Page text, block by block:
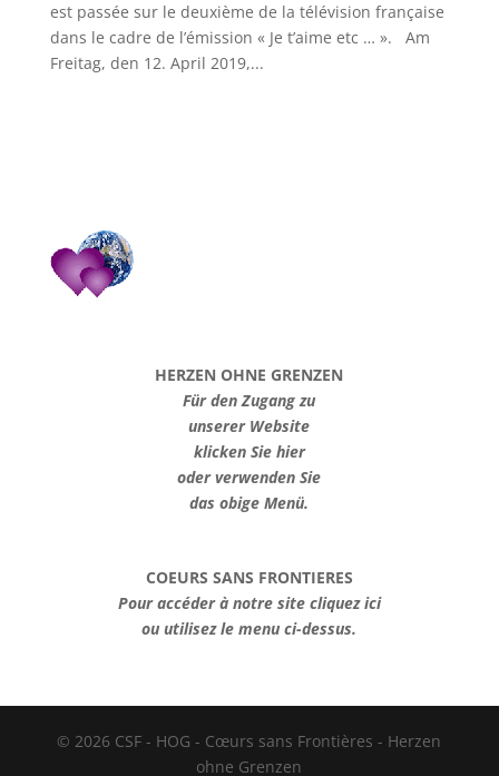
est passée sur le deuxième de la télévision française
dans le cadre de l’émission « Je t’aime etc … ». Am
Freitag, den 12. April 2019,...
HERZEN OHNE GRENZEN
Für den Zugang zu
unserer Website
klicken Sie hier
oder verwenden Sie
das obige Menü.
COEURS SANS FRONTIERES
Pour accéder à notre site cliquez ici
ou utilisez le menu ci-dessus.
© 2026 CSF - HOG - Cœurs sans Frontières - Herzen
ohne Grenzen